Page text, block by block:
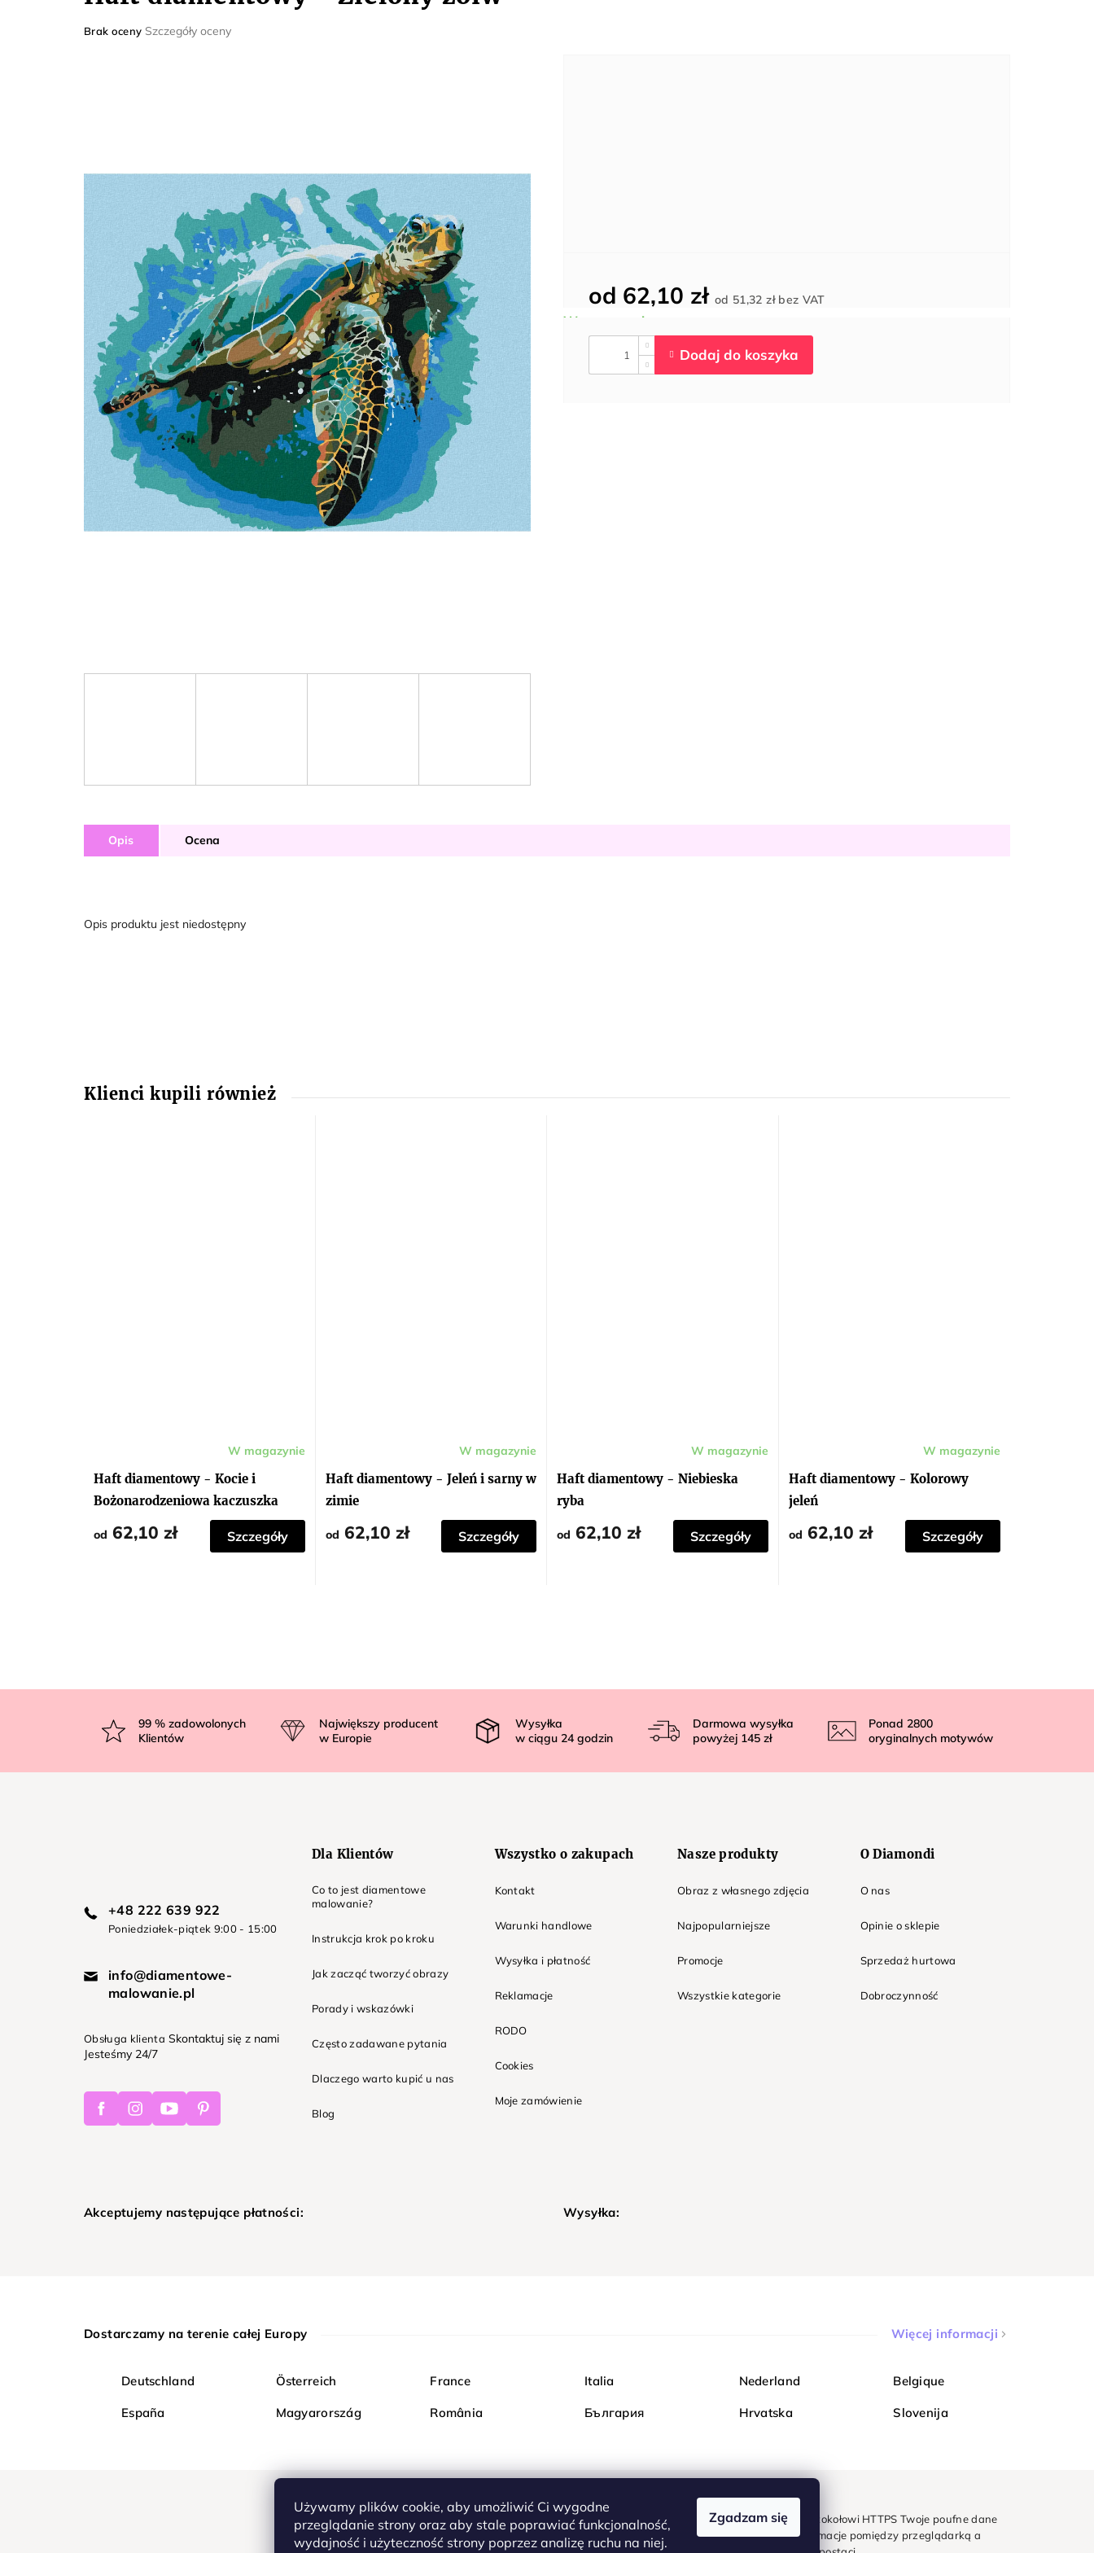
Używamy plików cookie, aby umożliwić Ci wygodne
przeglądanie strony oraz aby stale poprawiać funkcjonalność,
wydajność i użyteczność strony poprzez analizę ruchu na niej.
Zgadzam się
Średnia
Brak oceny Szczegóły oceny
od 62,10 zł od 51,32 złbez VAT
Opis Ocena
Opis produktu jest niedostępny
Haft diamentowy - Kocie i
Bożonarodzeniowa kaczuszka
W magazynie
od 62,10 zł Szczegóły
Haft diamentowy - Jeleń i sarny w
zimie
W magazynie
od 62,10 zł Szczegóły
Haft diamentowy - Niebieska
ryba
W magazynie
od 62,10 zł Szczegóły
Haft diamentowy - Kolorowy
jeleń
W magazynie
od 62,10 zł Szczegóły
p
99% zadowolonych
Klientów
Największy producent
w Europie
Wysyłka
w ciągu 24 godzin
Darmowa wysyłka
powyżej 145 zł
Ponad 2800
oryginalnych motywów
+48 222 639 922
Poniedziałek-piątek 9:00 - 15:00
info@diamentowe-
malowanie.pl
Obsługa klienta Skontaktuj się z nami
Jesteśmy 24/7
FacebookInstagramYoutubePinterest
Dla Klientów
Co to jest diamentowe
malowanie?
Instrukcja krok po kroku
Jak zacząć tworzyć obrazy
Porady i wskazówki
Często zadawane pytania
Dlaczego warto kupić u nas
Blog
Wszystko o zakupach
Kontakt
Warunki handlowe
Wysyłka i płatność
Reklamacje
RODO
Cookies
Moje zamówienie
Nasze produkty
Obraz z własnego zdjęcia
Najpopularniejsze
Promocje
Wszystkie kategorie
O Diamondi
O nas
Opinie o sklepie
Sprzedaż hurtowa
Dobroczynność
Akceptujemy następujące płatności: Wysyłka:
Dostarczamy na terenie całej Europy Więcej informacji
Deutschland Österreich France Italia Nederland Belgique
España Magyarország România България Hrvatska Slovenija
Kupuj bezpiecznie w Diamondi. Dzięki protokołowi HTTPS Twoje poufne dane
są całkowicie bezpieczne - wszystkie informacje pomiędzy przeglądarką a